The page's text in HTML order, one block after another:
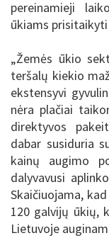
pereinamieji
ūkiams
„Žemės ūkio
teršalų kiekio
ekstensyvi
nėra plačiai
direktyvos
dabar susiduria
kainų augimo
dalyvavusi
Skaičiuojama,
120 galvijų ūkių,
Lietuvoje